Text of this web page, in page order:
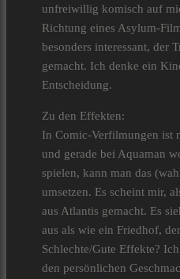
unfreiwillig komisch auf
Richtung eines Asylum-
besonders interessant, der
gemacht. Ich denke ein
Entscheidung.
Zu den Effekten:
In Comic-Verfilmungen ist
und gerade bei Aquaman
spielen, kann man das
umsetzen. Es scheint mir,
aus Atlantis gemacht. Es
aus als wie ein Friedhof,
Schlechte/Gute Effekte?
den persönlichen